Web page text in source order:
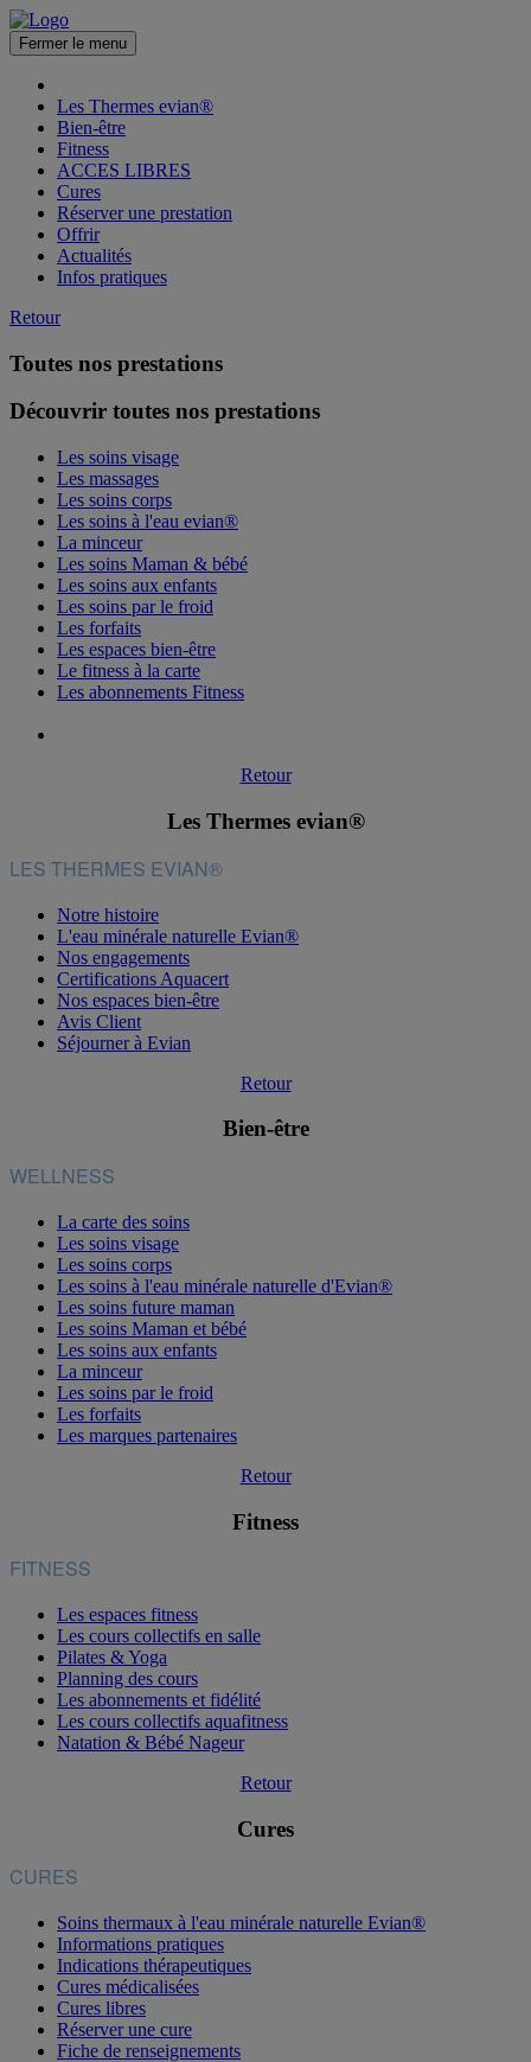
Fermer le menu
Les Thermes evian®
Bien-être
Fitness
ACCES LIBRES
Cures
Réserver une prestation
Offrir
Actualités
Infos pratiques
Retour
Toutes nos prestations
Découvrir toutes nos prestations
Les soins visage
Les massages
Les soins corps
Les soins à l'eau evian®
La minceur
Les soins Maman & bébé
Les soins aux enfants
Les soins par le froid
Les forfaits
Les espaces bien-être
Le fitness à la carte
Les abonnements Fitness
Retour
Les Thermes evian®
LES THERMES EVIAN®
Notre histoire
L'eau minérale naturelle Evian®
Nos engagements
Certifications Aquacert
Nos espaces bien-être
Avis Client
Séjourner à Evian
Retour
Bien-être
WELLNESS
La carte des soins
Les soins visage
Les soins corps
Les soins à l'eau minérale naturelle d'Evian®
Les soins future maman
Les soins Maman et bébé
Les soins aux enfants
La minceur
Les soins par le froid
Les forfaits
Les marques partenaires
Retour
Fitness
FITNESS
Les espaces fitness
Les cours collectifs en salle
Pilates & Yoga
Planning des cours
Les abonnements et fidélité
Les cours collectifs aquafitness
Natation & Bébé Nageur
Retour
Cures
CURES
Soins thermaux à l'eau minérale naturelle Evian®
Informations pratiques
Indications thérapeutiques
Cures médicalisées
Cures libres
Réserver une cure
Fiche de renseignements